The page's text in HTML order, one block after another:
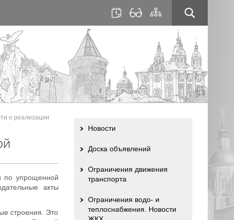
о реализации
по упрощенной
акты
строения. Это
Новости
Доска объявлений
Ограничения движения
транспорта
Ограничения водо- и
теплоснабжения. Новости